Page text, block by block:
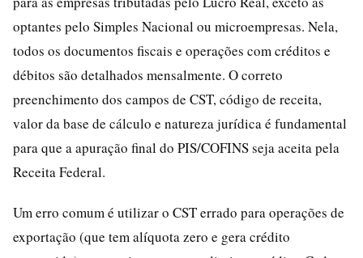
optantes pelo Simples Nacional ou microempresas. Nela,
todos os documentos fiscais e operações com créditos e
débitos são detalhados mensalmente. O correto
preenchimento dos campos de CST, código de receita,
valor da base de cálculo e natureza jurídica é fundamental
para que a apuração final do PIS/COFINS seja aceita pela
Receita Federal.
Um erro comum é utilizar o CST errado para operações de
exportação (que tem alíquota zero e gera crédito